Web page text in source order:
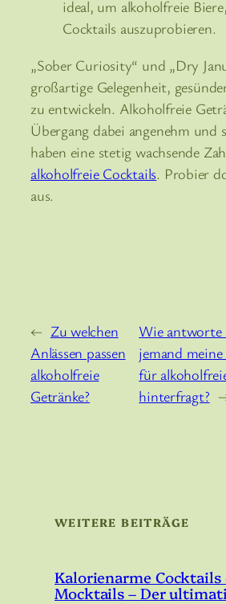
ideal, um alkoholfreie
Cocktails auszuprobieren.
„Sober Curiosity“ und „Dry
großartige Gelegenheit,
zu entwickeln. Alkoholfreie
Übergang dabei angenehm und
haben eine stetig wachsende
alkoholfreie Cocktails. Probier
aus.
← Zu welchen
Anlässen passen
alkoholfreie
Getränke?
Wie antworte
jemand
für
hinterfragt?
WEITERE BEITRÄGE
Kalorienarme Cocktails
Mocktails – Der